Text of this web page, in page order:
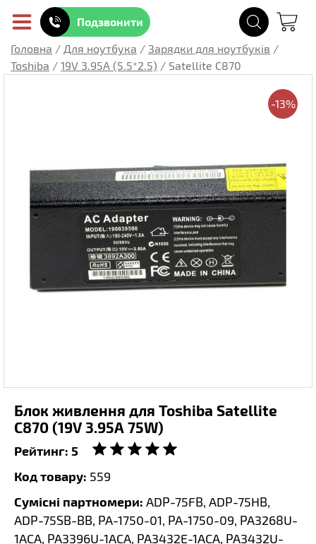
Подзвонити
Головна / Для ноутбука / Зарядки для ноутбуків /
Toshiba / 19V 3.95A (5.5*2.5) / Satellite C870
-13%
Блок живлення для Toshiba Satellite
C870 (19V 3.95A 75W)
Рейтинг: 5
Код товару: 559
Сумісні партномери: ADP-75FB, ADP-75HB,
ADP-75SB-BB, PA-1750-01, PA-1750-09, PA3268U-
1ACA, PA3396U-1ACA, PA3432E-1ACA, PA3432U-